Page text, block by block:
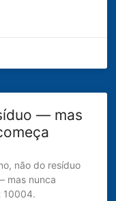
— mas
não do resíduo
mas nunca
10004.